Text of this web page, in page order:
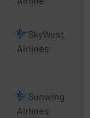
SkyWest
Airlines
Sunwing
Airlines